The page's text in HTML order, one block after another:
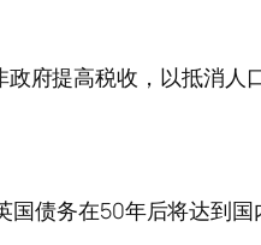
府提高税收，以抵消
债务在50年后将达到